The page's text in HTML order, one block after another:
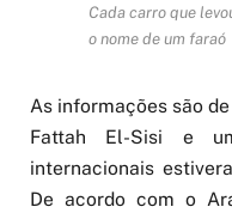
Cada carro que
o nome de um faraó
As informações são
Fattah El-Sisi e
internacionais
De acordo com o